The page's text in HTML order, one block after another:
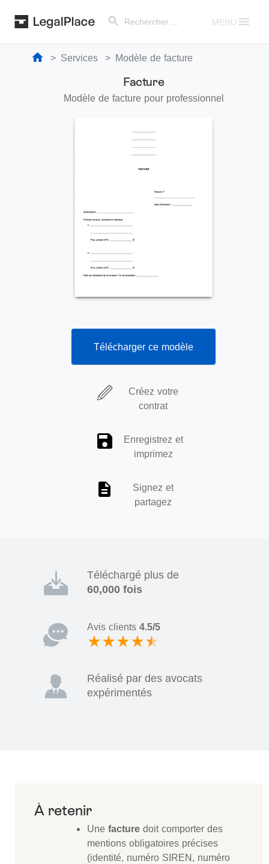
for:
MENU
Services Modèle de facture
Facture
Modèle de facture pour professionnel
Créez votre
contrat
Enregistrez et
imprimez
Signez et
partagez
Télécharger ce modèle
Téléchargé plus de
60,000 fois
Avis clients 4.5/5
Réalisé par des avocats
expérimentés
Une facture doit comporter des
mentions obligatoires précises
(identité, numéro SIREN, numéro